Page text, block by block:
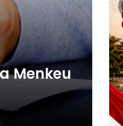
Menkeu